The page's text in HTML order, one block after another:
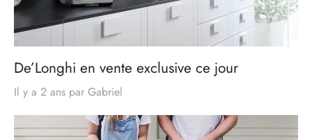
De’Longhi en vente exclusive ce jour
Il y a 2 ans par Gabriel